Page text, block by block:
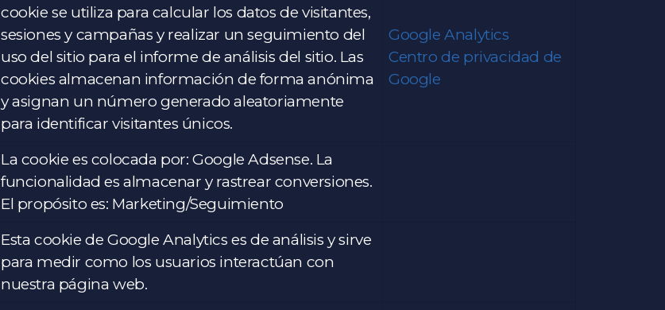
cookie se utiliza para calcular los datos de visitantes,
sesiones y campañas y realizar un seguimiento del
uso del sitio para el informe de análisis del sitio. Las
cookies almacenan información de forma anónima
y asignan un número generado aleatoriamente
para identificar visitantes únicos.
Google Analytics
Centro de privacidad de
Google
La cookie es colocada por: Google Adsense. La
funcionalidad es almacenar y rastrear conversiones.
El propósito es: Marketing/Seguimiento
Esta cookie de Google Analytics es de análisis y sirve
para medir como los usuarios interactúan con
nuestra página web.